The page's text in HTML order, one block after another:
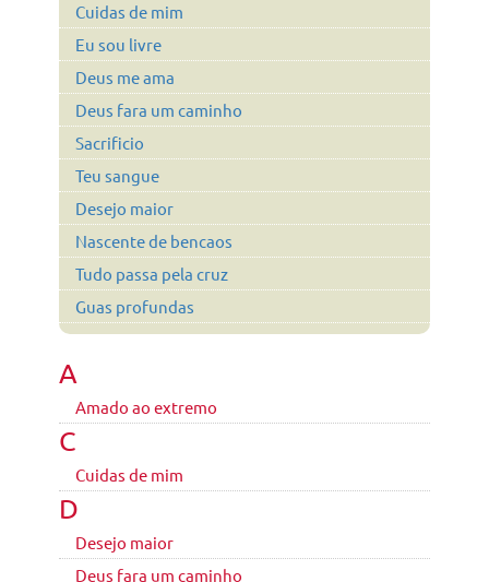
Cuidas de mim
Eu sou livre
Deus me ama
Deus fara um caminho
Sacrificio
Teu sangue
Desejo maior
Nascente de bencaos
Tudo passa pela cruz
Guas profundas
A
Amado ao extremo
C
Cuidas de mim
D
Desejo maior
Deus fara um caminho